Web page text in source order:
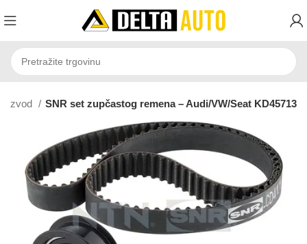
SNR set zupčastog remena – Audi/VW/Seat KD45713